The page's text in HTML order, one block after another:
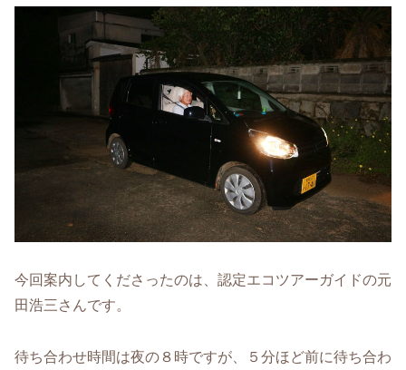
今回案内してくださったのは、認定エコツアーガイドの元
田浩三さんです。
待ち合わせ時間は夜の８時ですが、５分ほど前に待ち合わ